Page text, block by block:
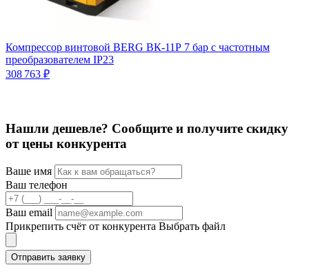
Компрессор винтовой BERG ВК-11Р 7 бар с частотным
преобразователем IP23
308 763 ₽
Нашли дешевле? Сообщите и получите скидку
от цены конкурента
Ваше имя
Ваш телефон
Ваш email
Прикрепить счёт от конкурента Выбрать файл
Отправить заявку